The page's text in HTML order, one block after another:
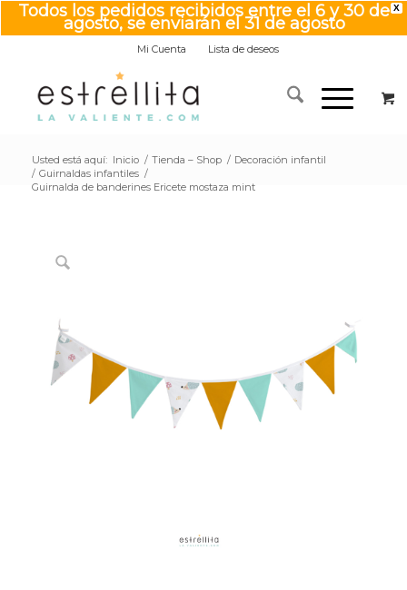
X
Todos los pedidos recibidos entre el 6 y 30 de
agosto, se enviarán el 31 de agosto
Mi Cuenta Lista de deseos
Usted está aquí: Inicio / Tienda – Shop / Decoración infantil
/ Guirnaldas infantiles /
Guirnalda de banderines Ericete mostaza mint